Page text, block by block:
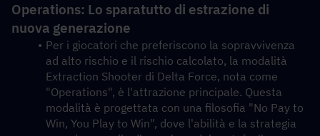
Operations: Lo sparatutto di estrazione di
nuova generazione
Per i giocatori che preferiscono la sopravvivenza
ad alto rischio e il rischio calcolato, la modalità
Extraction Shooter di Delta Force, nota come
"Operations", è l'attrazione principale. Questa
modalità è progettata con una filosofia "No Pay to
Win, You Play to Win", dove l'abilità e la strategia